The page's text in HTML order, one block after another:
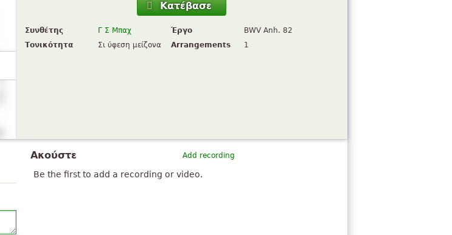
Κατέβασε
Συνθέτης Γ Σ Μπαχ Έργο
BWV Anh. 82
Τονικότητα
Σι ύφεση μείζονα Arrangements 1
Add recording
Ακούστε
Be the first to add a recording or video.